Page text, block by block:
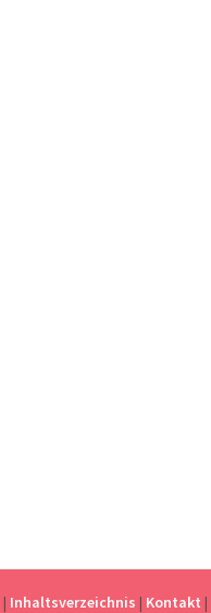
| Inhaltsverzeichnis | Kontakt |